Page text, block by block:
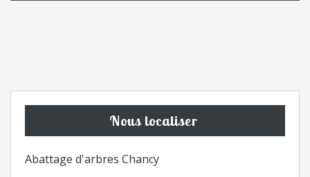
Nous localiser
Abattage d'arbres Chancy